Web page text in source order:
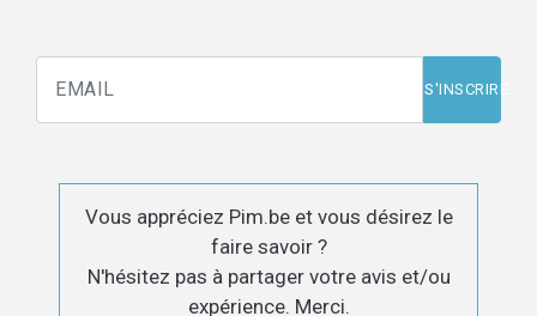
S'INSCRIRE
Vous appréciez Pim.be et vous désirez le
faire savoir ?
N'hésitez pas à partager votre avis et/ou
expérience. Merci.